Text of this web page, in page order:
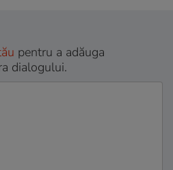
pentru a adăuga
dialogului.